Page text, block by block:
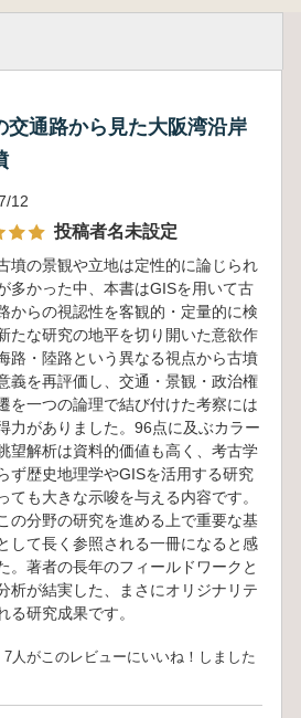
交通路から見た大阪湾沿岸
12
投稿者名未設定
墳の景観や立地は定性的に論じられ
多かった中、本書はGISを用いて古
からの視認性を客観的・定量的に検
たな研究の地平を切り開いた意欲作
路・陸路という異なる視点から古墳
義を再評価し、交通・景観・政治権
を一つの論理で結び付けた考察には
力がありました。96点に及ぶカラー
望解析は資料的価値も高く、考古学
ず歴史地理学やGISを活用する研究
ても大きな示唆を与える内容です。
の分野の研究を進める上で重要な基
して長く参照される一冊になると感
。著者の長年のフィールドワークと
析が結実した、まさにオリジナリテ
る研究成果です。
7人がこのレビューにいいね！しました